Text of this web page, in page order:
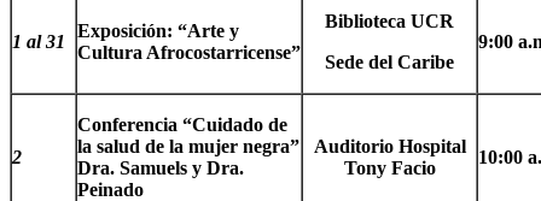
1 al 31
Exposición: “Arte y
Cultura Afrocostarricense”
Biblioteca UCR
Sede del Caribe
9:00
2
Conferencia “Cuidado de
la salud de la mujer negra”
Dra. Samuels y Dra.
Peinado
Auditorio Hospital
Tony Facio
10:00